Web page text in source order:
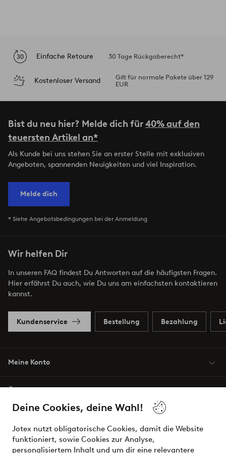
Deine Cookies, deine Wahl!
Jotex nutzt obligatorische Cookies, damit die Website
funktioniert, sowie Cookies zur Analyse,
personalisiertem Inhalt und um dir eine relevantere
Einfache Retoure 30 Tage Rückgaberecht*
Kostenloser Versand
Gilt für normale Pakete über 129
EUR
Bist du neu hier? Melde dich für40% auf den
teuersten Artikel an*
Als Kunde bei uns stehen Sie an erster Stelle mit exklusiven
Angeboten, spannenden Neuigkeiten und viel Inspiration.
Melde dich
* Siehe Angebotsbedingungen bei der Anmeldung
Wir helfen Dir
In unseren FAQ findest Du Antworten auf die häufigsten Fragen.
Hier erfährst Du auch, wie Du uns am einfachsten kontaktieren
kannst.
Kundenservice Bestellung Bezahlung
Meine Konto
Bedingungen